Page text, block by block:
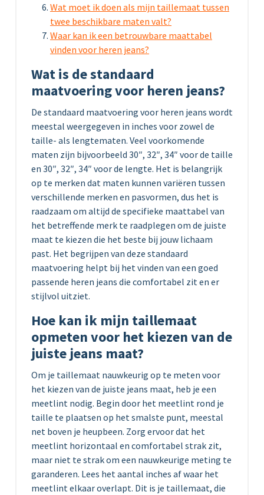
Wat moet ik doen als mijn taillemaat tussen
twee beschikbare maten valt?
Waar kan ik een betrouwbare maattabel
vinden voor heren jeans?
Wat is de standaard
maatvoering voor heren jeans?
De standaard maatvoering voor heren jeans wordt
meestal weergegeven in inches voor zowel de
taille- als lengtematen. Veel voorkomende
maten zijn bijvoorbeeld 30″, 32″, 34″ voor de taille
en 30″, 32″, 34″ voor de lengte. Het is belangrijk
op te merken dat maten kunnen variëren tussen
verschillende merken en pasvormen, dus het is
raadzaam om altijd de specifieke maattabel van
het betreffende merk te raadplegen om de juiste
maat te kiezen die het beste bij jouw lichaam
past. Het begrijpen van deze standaard
maatvoering helpt bij het vinden van een goed
passende heren jeans die comfortabel zit en er
stijlvol uitziet.
Hoe kan ik mijn taillemaat
opmeten voor het kiezen van de
juiste jeans maat?
Om je taillemaat nauwkeurig op te meten voor
het kiezen van de juiste jeans maat, heb je een
meetlint nodig. Begin door het meetlint rond je
taille te plaatsen op het smalste punt, meestal
net boven je heupbeen. Zorg ervoor dat het
meetlint horizontaal en comfortabel strak zit,
maar niet te strak om een ​​nauwkeurige meting te
garanderen. Lees het aantal inches af waar het
meetlint elkaar overlapt. Dit is je taillemaat, die